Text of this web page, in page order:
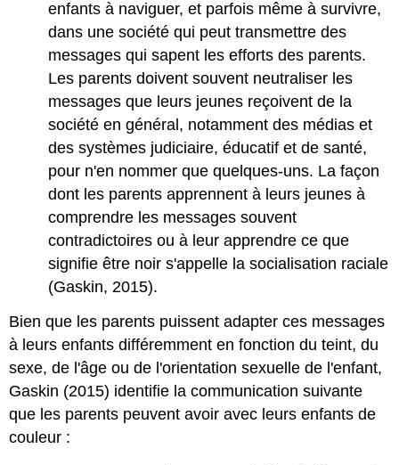
enfants à naviguer, et parfois même à survivre,
dans une société qui peut transmettre des
messages qui sapent les efforts des parents.
Les parents doivent souvent neutraliser les
messages que leurs jeunes reçoivent de la
société en général, notamment des médias et
des systèmes judiciaire, éducatif et de santé,
pour n'en nommer que quelques-uns. La façon
dont les parents apprennent à leurs jeunes à
comprendre les messages souvent
contradictoires ou à leur apprendre ce que
signifie être noir s'appelle la socialisation raciale
(Gaskin, 2015).
Bien que les parents puissent adapter ces messages
à leurs enfants différemment en fonction du teint, du
sexe, de l'âge ou de l'orientation sexuelle de l'enfant,
Gaskin (2015) identifie la communication suivante
que les parents peuvent avoir avec leurs enfants de
couleur :